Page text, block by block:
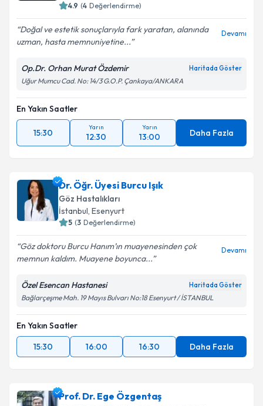
4.9 (4 Değerlendirme)
Doğal ve estetik sonuçlarıyla fark yaratan, alanında
uzman, hasta memnuniyetine...
Devamı
Op.Dr. Orhan Murat Özdemir Haritada Göster
Uğur Mumcu Cad. No: 14/3 G.O.P. Çankaya/ANKARA
En Yakın Saatler
15:30
Yarın
12:30
Yarın
13:00 Daha Fazla
Dr. Öğr. Üyesi Burcu Işık
Göz Hastalıkları
İstanbul, Esenyurt
5 (3 Değerlendirme)
Göz doktoru Burcu Hanım’ın muayenesinden çok
memnun kaldım. Muayene boyunca...
Devamı
Özel Esencan Hastanesi Haritada Göster
Bağlarçeşme Mah. 19 Mayıs Bulvarı No:18 Esenyurt / İSTANBUL
En Yakın Saatler
15:30
16:00 16:30 Daha Fazla
Prof. Dr. Ege Özgentaş